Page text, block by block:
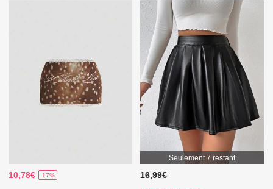
10,78€ -17%
Seulement 7 restant
16,99€